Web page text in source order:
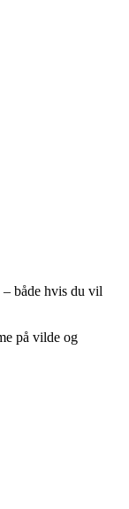
både hvis du vil
på vilde og